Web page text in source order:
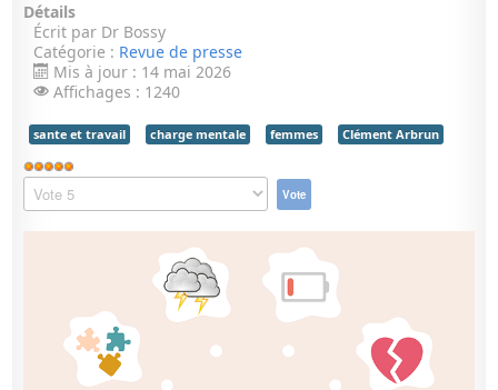
Détails
Écrit par Dr Bossy
Catégorie : Revue de presse
Mis à jour : 14 mai 2026
Affichages : 1240
sante et travail charge mentale femmes Clément Arbrun
Vote
utilisateur:
Veuillez
voter